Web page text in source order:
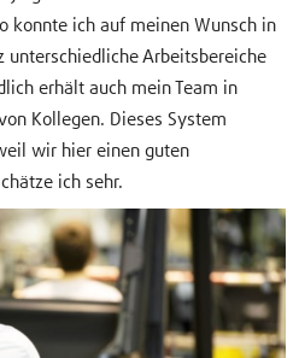
konnte ich auf meinen Wunsch in
unterschiedliche Arbeitsbereiche
erhält auch mein Team in
Kollegen. Dieses System
wir hier einen guten
ich sehr.